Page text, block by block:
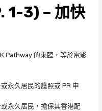
1-3) – 加快
Pathway 的來臨，等於電影
永久居民的護照或 PR 申
永久居民，擔保其香港配